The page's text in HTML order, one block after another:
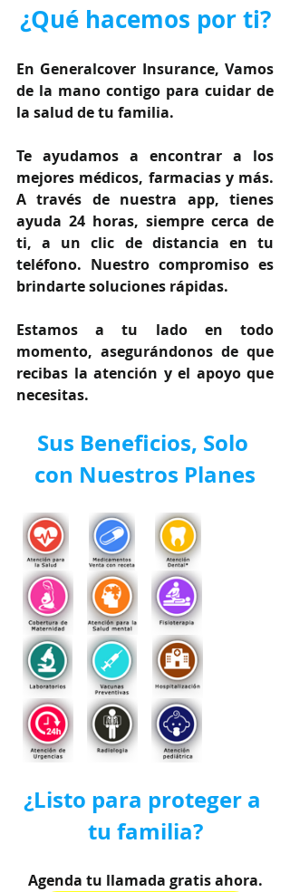
¿Qué hacemos por ti?
En Generalcover Insurance, Vamos
de la mano contigo para cuidar de
la salud de tu familia.
Te ayudamos a encontrar a los
mejores médicos, farmacias y más.
A través de nuestra app, tienes
ayuda 24 horas, siempre cerca de
ti, a un clic de distancia en tu
teléfono. Nuestro compromiso es
brindarte soluciones rápidas.
Estamos a tu lado en todo
momento, asegurándonos de que
recibas la atención y el apoyo que
necesitas.
Sus Beneficios, Solo
con Nuestros Planes
¿Listo para proteger a
tu familia?
Agenda tu llamada gratis ahora.